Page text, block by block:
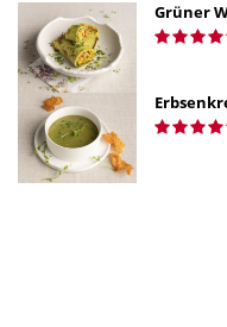
Grüner